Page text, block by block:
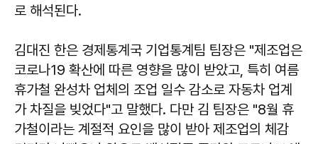
로 해석된다.
김대진 한은 경제통계국 기업통계팀 팀장은 "제조업은
코로나19 확산에 따른 영향을 많이 받았고, 특히 여름
휴가철 완성차 업체의 조업 일수 감소로 자동차 업계
가 차질을 빚었다"고 말했다. 다만 김 팀장은 "8월 휴
가철이라는 계절적 요인을 많이 받아 제조업의 체감